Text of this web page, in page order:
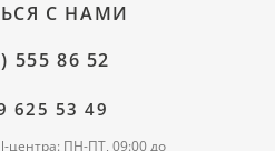
С НАМИ
555 86 52
625 53 49
центра: ПН-ПТ, 09:00 до